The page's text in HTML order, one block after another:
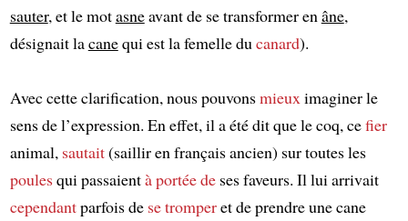
sauter, et le motasneavant de se transformer en âne,
désignait lacanequi est la femelle du canard).
Avec cette clarification, nous pouvonsmieux imaginer le
sens de l’expression. En effet, il a été dit que le coq, cefier
animal, sautait(saillir en français ancien) sur toutes les
poulesqui passaientà portée deses faveurs. Il lui arrivait
cependantparfois de se tromperet de prendre une cane